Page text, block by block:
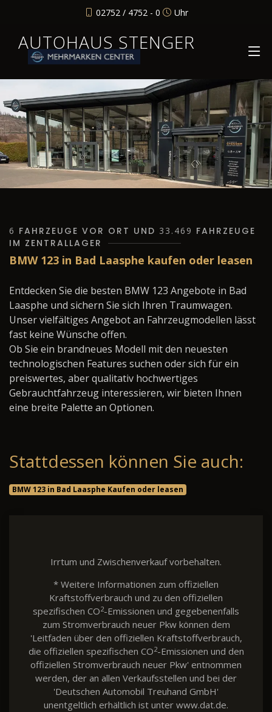
02752 / 4752 - 0 Uhr
AUTOHAUS STENGER
6 FAHRZEUGE VOR ORT UND 33.469 FAHRZEUGE
IM ZENTRALLAGER
BMW 123 in Bad Laasphe kaufen oder leasen
Entdecken Sie die besten BMW 123 Angebote in Bad
Laasphe und sichern Sie sich Ihren Traumwagen.
Unser vielfältiges Angebot an Fahrzeugmodellen lässt
fast keine Wünsche offen.
Ob Sie ein brandneues Modell mit den neuesten
technologischen Features suchen oder sich für ein
preiswertes, aber qualitativ hochwertiges
Gebrauchtfahrzeug interessieren, wir bieten Ihnen
eine breite Palette an Optionen.
Stattdessen können Sie auch:
BMW 123 in Bad Laasphe Kaufen oder leasen
Irrtum und Zwischenverkauf vorbehalten.
* Weitere Informationen zum offiziellen
Kraftstoffverbrauch und zu den offiziellen
spezifischen CO2-Emissionen und gegebenenfalls
zum Stromverbrauch neuer Pkw können dem
'Leitfaden über den offiziellen Kraftstoffverbrauch,
die offiziellen spezifischen CO2-Emissionen und den
offiziellen Stromverbrauch neuer Pkw' entnommen
werden, der an allen Verkaufsstellen und bei der
'Deutschen Automobil Treuhand GmbH'
unentgeltlich erhältlich ist unter www.dat.de.